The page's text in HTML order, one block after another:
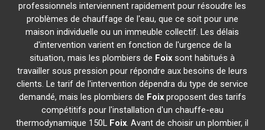
professionnels interviennent rapidement pour résoudre les
problèmes de chauffage de l'eau, que ce soit pour une
maison individuelle ou un immeuble collectif. Les délais
d'intervention varient en fonction de l'urgence de la
situation, mais les plombiers de Foix sont habitués à
travailler sous pression pour répondre aux besoins de leurs
clients. Le tarif de l'intervention dépendra du type de service
demandé, mais les plombiers de Foixproposent des tarifs
compétitifs pour l'installation d'un chauffe-eau
thermodynamique 150L Foix. Avant de choisir un plombier, il